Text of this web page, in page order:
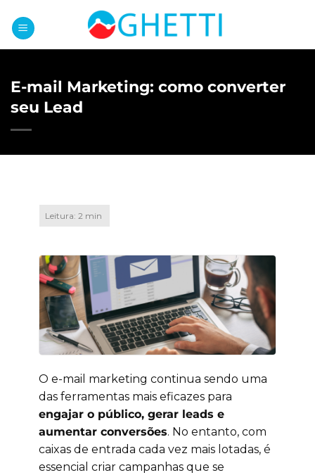
content
E-mail Marketing: como converter
seu Lead
O e-mail marketing continua sendo uma
das ferramentas mais eficazes para
engajar o público, gerar leads e
aumentar conversões. No entanto, com
caixas de entrada cada vez mais lotadas, é
essencial criar campanhas que se